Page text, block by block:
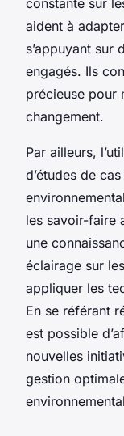
aident à
s’appuyant sur
engagés. Ils
précieuse pour
changement.
Par ailleurs,
d’études de
les savoir-faire
une
éclairage sur
appliquer les
En se référant
est possible
nouvelles
gestion